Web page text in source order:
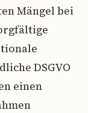
Mängel bei
DSGVO
einen